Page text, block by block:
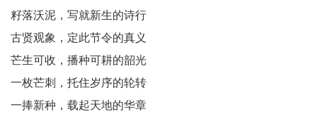
学
社
区
民
籽落沃泥，写就新生的诗行
古贤观象，定此节令的真义
芒生可收，播种可耕的韶光
一枚芒刺，托住岁序的轮转
一捧新种，载起天地的华章